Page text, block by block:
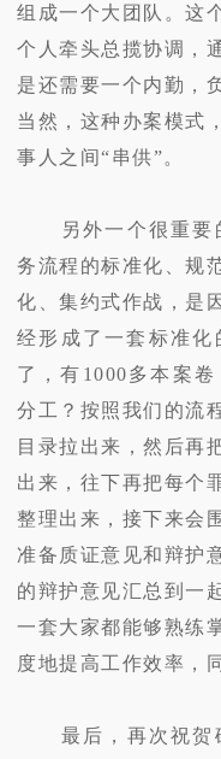
组成一个大团队。这
个人牵头总揽协调，
是还需要一个内勤，
当然，这种办案模式
事人之间“串供”。
另外一个很重
务流程的标准化、规
化、集约式作战，是
经形成了一套标准
了，有1000多本案
分工？按照我们的流
目录拉出来，然后再
出来，往下再把每个
整理出来，接下来会
准备质证意见和辩护
的辩护意见汇总到一
一套大家都能够熟练
度地提高工作效率，
最后，再次祝贺